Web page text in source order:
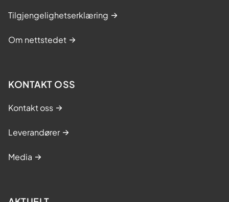
Tilgjengelighetserklæring
Om nettstedet
KONTAKT OSS
Kontakt oss
Leverandører
Media